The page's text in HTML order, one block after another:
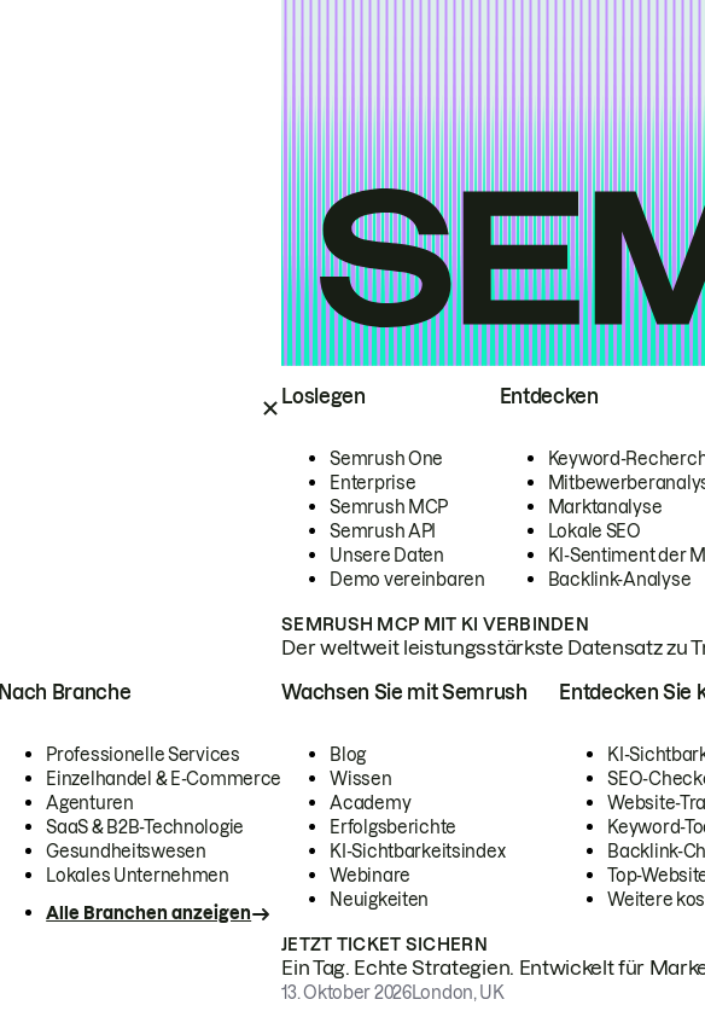
Loslegen
Semrush One
Enterprise
Semrush MCP
Semrush API
Unsere Daten
Demo vereinbaren
Entdecken
Keyword-
Marktanalyse
Lokale SEO
KI-Sentiment der
Backlink-Analyse
SEMRUSH MCP MIT KI VERBINDEN
Der weltweit leistungsstärkste Datensatz zu
Nach Branche
Professionelle Services
Einzelhandel & E-Commerce
Agenturen
SaaS & B2B-Technologie
Gesundheitswesen
Lokales Unternehmen
Alle Branchen anzeigen
Wachsen Sie mit Semrush
Blog
Wissen
Academy
Erfolgsberichte
KI-Sichtbarkeitsindex
Webinare
Neuigkeiten
Entdecken Sie
KI-
SEO-
Website-
Keyword-
Backlink-
Top-
Weitere
JETZT TICKET SICHERN
Ein Tag. Echte Strategien. Entwickelt für
13. Oktober 2026London, UK